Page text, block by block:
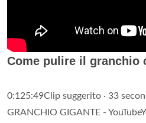
Come pulire il granchio
0:125:49Clip suggerito · 33
GRANCHIO GIGANTE -